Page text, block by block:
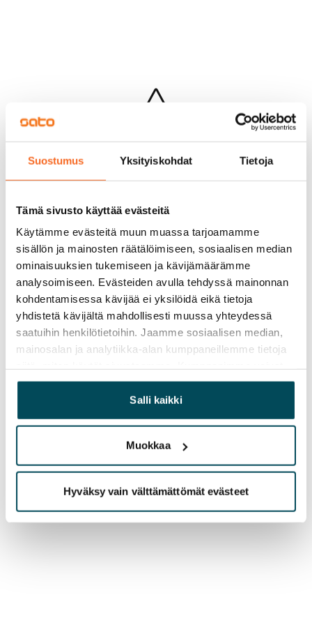
Suostumus Yksityiskohdat Tietoja
Tämä sivusto käyttää evästeitä
Käytämme evästeitä muun muassa tarjoamamme
sisällön ja mainosten räätälöimiseen, sosiaalisen median
ominaisuuksien tukemiseen ja kävijämäärämme
analysoimiseen. Evästeiden avulla tehdyssä mainonnan
kohdentamisessa kävijää ei yksilöidä eikä tietoja
yhdistetä kävijältä mahdollisesti muussa yhteydessä
saatuihin henkilötietoihin. Jaamme sosiaalisen median,
mainosalan ja analytiikka-alan kumppaneillemme tietoja
yhdistää näitä tietoja muihin tietoihin, joita olet antanut
heille tai joita on kerätty, kun olet käyttänyt heidän
palvelujaan.
Salli kaikki
Muokkaa
Hyväksy vain välttämättömät evästeet
Hups...
Jotakin meni pieleen sivun lataamisessa